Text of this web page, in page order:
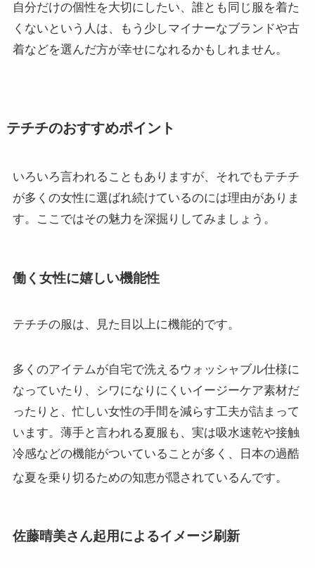
自分だけの個性を大切にしたい、誰とも同じ服を着た
くないという人は、もう少しマイナーなブランドや古
着などを選んだ方が幸せになれるかもしれません。
テチチのおすすめポイント
いろいろ言われることもありますが、それでもテチチ
が多くの女性に選ばれ続けているのには理由がありま
す。ここではその魅力を深掘りしてみましょう。
働く女性に嬉しい機能性
テチチの服は、見た目以上に機能的です。
多くのアイテムが自宅で洗えるウォッシャブル仕様に
なっていたり、シワになりにくいイージーケア素材だ
ったりと、忙しい女性の手間を減らす工夫が詰まって
います。薄手と言われる夏服も、実は吸水速乾や接触
冷感などの機能がついていることが多く、日本の過酷
な夏を乗り切るための知恵が隠されているんです。
佐藤晴美さん起用によるイメージ刷新